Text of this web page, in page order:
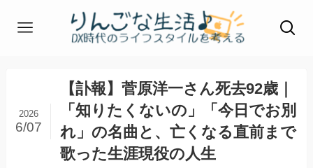
【訃報】菅原洋一さん死去92歳｜
「知りたくないの」「今日でお別
れ」の名曲と、亡くなる直前まで
歌った生涯現役の人生
2026
6/07